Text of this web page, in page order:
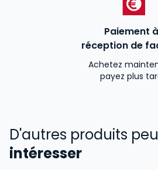
Paiement à
réception de
Achetez
payez plus
D'autres produits
intéresser